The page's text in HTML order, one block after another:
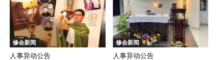
修会新闻
人事异动公告
修会新闻
人事异动公告